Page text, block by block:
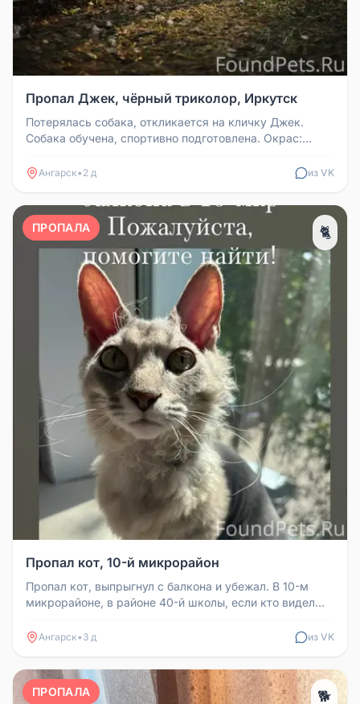
Пропал Джек, чёрный триколор, Иркутск
Потерялась собака, откликается на кличку Джек.
Собака обучена, спортивно подготовлена. Окрас:
Ангарск• 2 д из VK
ПРОПАЛА 🐈
Пропал кот, 10-й микрорайон
Пропал кот, выпрыгнул с балкона и убежал. В 10-м
микрорайоне, в районе 40-й школы, если кто видел
Ангарск• 3 д из VK
ПРОПАЛА 🐕